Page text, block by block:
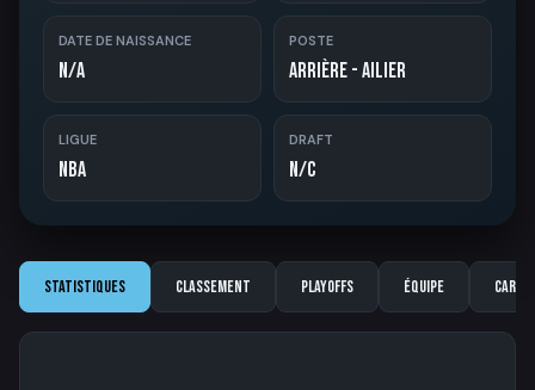
DATE DE NAISSANCE
N/A
POSTE
Arrière - Ailier
LIGUE
NBA
DRAFT
N/C
Statistiques Classement Playoffs Équipe